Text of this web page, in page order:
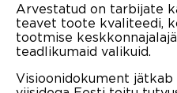
Arvestatud on tarbijate
teavet toote kvaliteedi,
tootmise
teadlikumaid valikuid.
Visioonidokument jätkab